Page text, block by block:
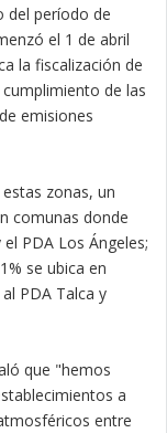
del período de
el 1 de abril
la fiscalización de
de las
emisiones
zonas, un
comunas donde
PDA Los Ángeles;
se ubica en
PDA Talca y
que "hemos
a
entre